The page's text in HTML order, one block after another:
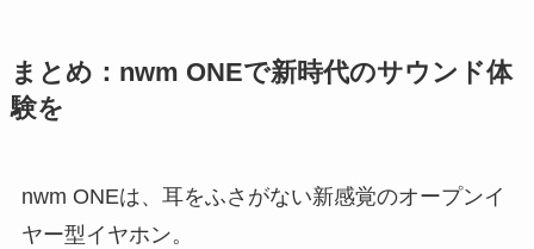
まとめ：nwm ONEで新時代のサウンド体
験を
nwm ONEは、耳をふさがない新感覚のオープンイ
ヤー型イヤホン。